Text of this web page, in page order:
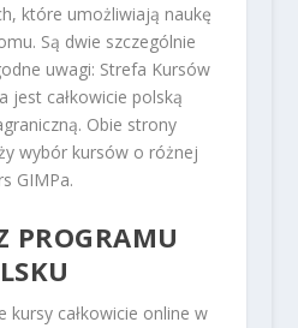
które umożliwiają naukę
Są dwie szczególnie
uwagi: Strefa Kursów
jest całkowicie polską
Obie strony
wybór kursów o różnej
GIMPa.
PROGRAMU
kursy całkowicie online w